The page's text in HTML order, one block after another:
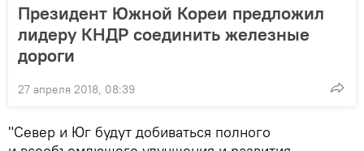
Президент Южной Кореи предложил
лидеру КНДР соединить железные
дороги
27 апреля 2018, 08:39
"Север и Юг будут добиваться полного